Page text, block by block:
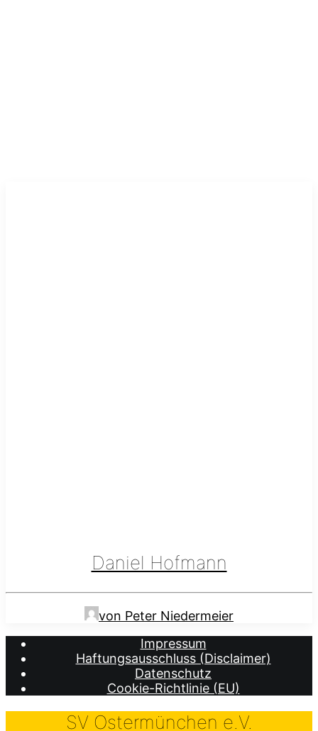
Daniel Hofmann
von Peter Niedermeier
Impressum
Haftungsausschluss (Disclaimer)
Datenschutz
Cookie-Richtlinie (EU)
SV Ostermünchen e.V.